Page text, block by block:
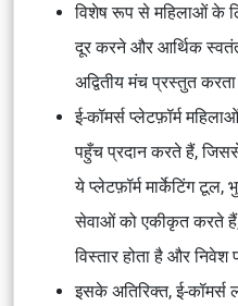
विशेष रूप से महिलाओं के
दूर करने और आर्थिक
अद्वितीय मंच प्रस्तुत
ई-कॉमर्स प्लेटफ़ॉर्म
पहुँच प्रदान करते हैं,
ये प्लेटफ़ॉर्म मार्केटिंग
सेवाओं को एकीकृत करते
विस्तार होता है और निवेश
इसके अतिरिक्त, ई-कॉमर्स